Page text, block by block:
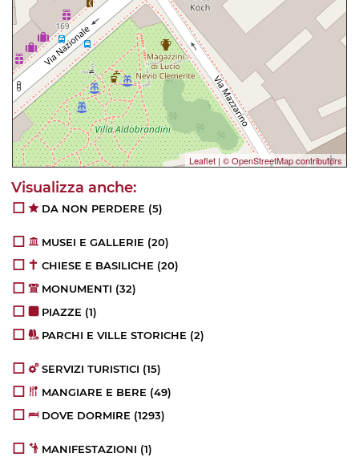
Leaflet | © OpenStreetMap contributors
DA NON PERDERE (5)
MUSEI E GALLERIE (20)
CHIESE E BASILICHE (20)
MONUMENTI (32)
PIAZZE (1)
PARCHI E VILLE STORICHE (2)
SERVIZI TURISTICI (15)
MANGIARE E BERE (49)
DOVE DORMIRE (1293)
MANIFESTAZIONI (1)